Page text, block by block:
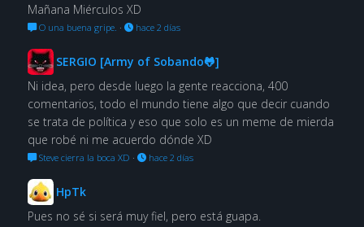
Mañana Miérculos XD
O una buena gripe. · hace 2 días
SERGIO [Army of Sobando🐸]
Ni idea, pero desde luego la gente reacciona, 400
comentarios, todo el mundo tiene algo que decir cuando
se trata de política y eso que solo es un meme de mierda
que robé ni me acuerdo dónde XD
Steve cierra la boca XD · hace 2 días
HpTk
Pues no sé si será muy fiel, pero está guapa.